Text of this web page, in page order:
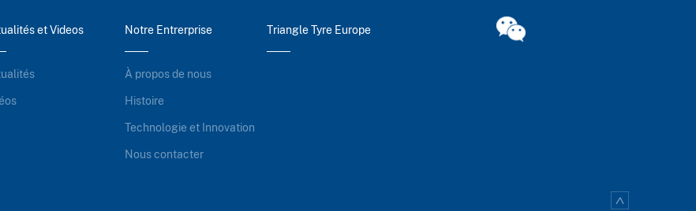
et Videos Notre Entrerprise
À propos de nous
Histoire
Technologie et Innovation
Nous contacter
Triangle Tyre Europe